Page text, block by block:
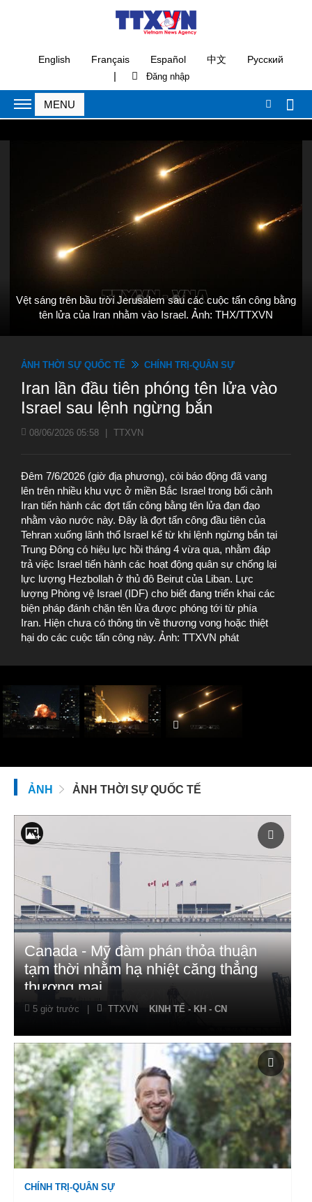
English Français Español 中文 Русский
|
Vệt sáng trên bầu trời Jerusalem sau các cuộc tấn công bằng
tên lửa của Iran nhằm vào Israel. Ảnh: THX/TTXVN
ẢNH THỜI SỰ QUỐC TẾ CHÍNH TRỊ-QUÂN SỰ
Iran lần đầu tiên phóng tên lửa vào
Israel sau lệnh ngừng bắn
08/06/2026 05:58 TTXVN
Đêm 7/6/2026 (giờ địa phương), còi báo động đã vang
lên trên nhiều khu vực ở miền Bắc Israel trong bối cảnh
Iran tiến hành các đợt tấn công bằng tên lửa đạn đạo
nhằm vào nước này. Đây là đợt tấn công đầu tiên của
Tehran xuống lãnh thổ Israel kể từ khi lệnh ngừng bắn tại
Trung Đông có hiệu lực hồi tháng 4 vừa qua, nhằm đáp
trả việc Israel tiến hành các hoạt động quân sự chống lại
lực lượng Hezbollah ở thủ đô Beirut của Liban. Lực
lượng Phòng vệ Israel (IDF) cho biết đang triển khai các
biện pháp đánh chặn tên lửa được phóng tới từ phía
Iran. Hiện chưa có thông tin về thương vong hoặc thiệt
hại do các cuộc tấn công này. Ảnh: TTXVN phát
ẢNH ẢNH THỜI SỰ QUỐC TẾ
Canada - Mỹ đàm phán thỏa thuận
tạm thời nhằm hạ nhiệt căng thẳng
thương mại
5 giờ trước TTXVN KINH TẾ - KH - CN
CHÍNH TRỊ-QUÂN SỰ